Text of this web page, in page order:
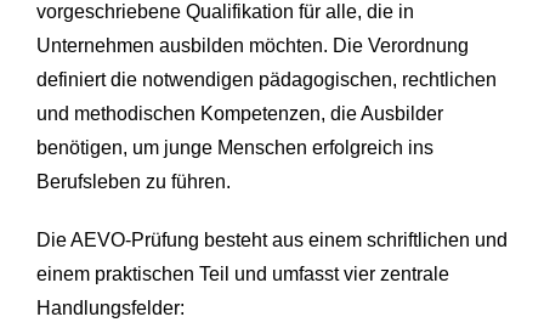
vorgeschriebene Qualifikation für alle, die in
Unternehmen ausbilden möchten. Die Verordnung
definiert die notwendigen pädagogischen, rechtlichen
und methodischen Kompetenzen, die Ausbilder
benötigen, um junge Menschen erfolgreich ins
Berufsleben zu führen.
Die AEVO-Prüfung besteht aus einem schriftlichen und
einem praktischen Teil und umfasst vier zentrale
Handlungsfelder: